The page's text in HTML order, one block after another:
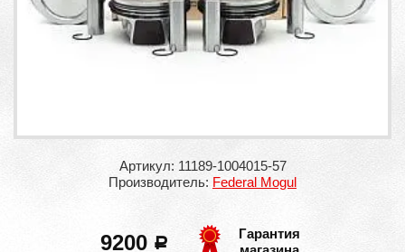
Артикул: 11189-1004015-57
Производитель: Federal Mogul
9200 a
Гарантия